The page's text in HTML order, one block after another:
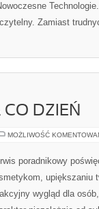
Zamiast
DZIEŃ
MOŻLIWOŚĆ
poradnikowy
upiększaniu
wygląd dla